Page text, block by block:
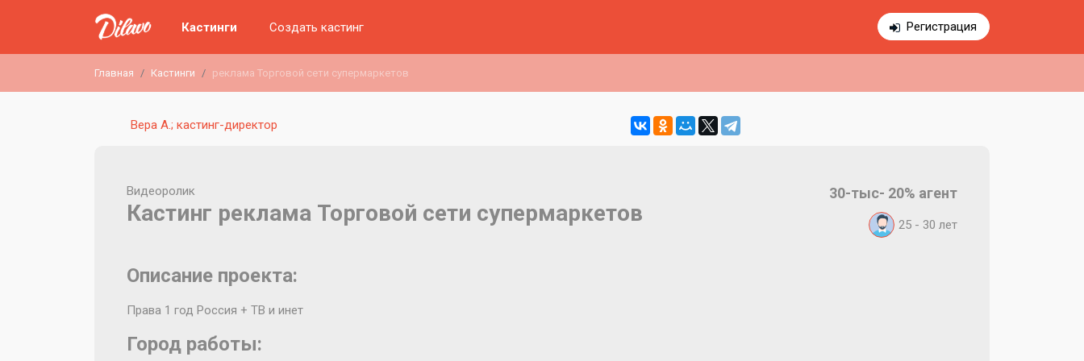
Регистрация
Кастинги Создать кастинг
Главная Кастинги реклама Торговой сети супермаркетов
Вера А.; кастинг-директор
Видеоролик
Кастинг реклама Торговой сети супермаркетов
30-тыс- 20% агент
25 - 30 лет
Описание проекта:
Права 1 год Россия + ТВ и инет
Город работы: